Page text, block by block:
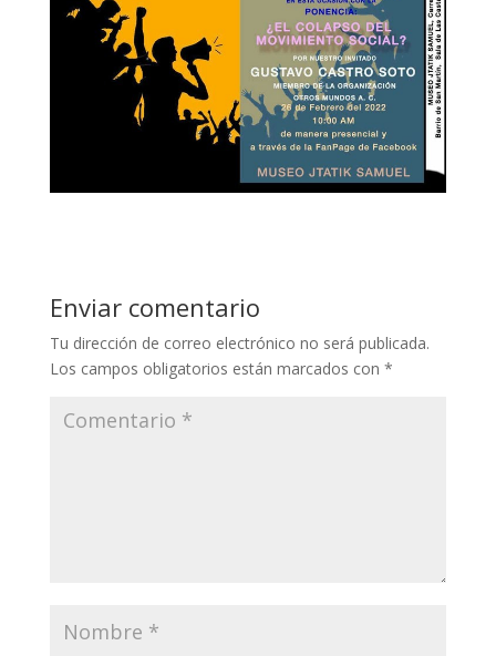
Enviar comentario
Tu dirección de correo electrónico no será publicada.
Los campos obligatorios están marcados con *